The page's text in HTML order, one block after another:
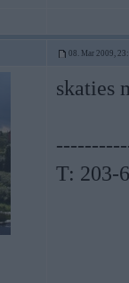
08. Mar 2009,
skaties
T: 203-